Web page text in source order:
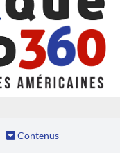
Contenus